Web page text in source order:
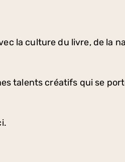
la culture du livre, de la
talents créatifs qui se